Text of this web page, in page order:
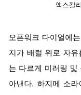
엑스칼
오픈워크 다이얼에
지가 배럴 위로 자
는 다르게 미러링 및
아낸다. 하지메 소